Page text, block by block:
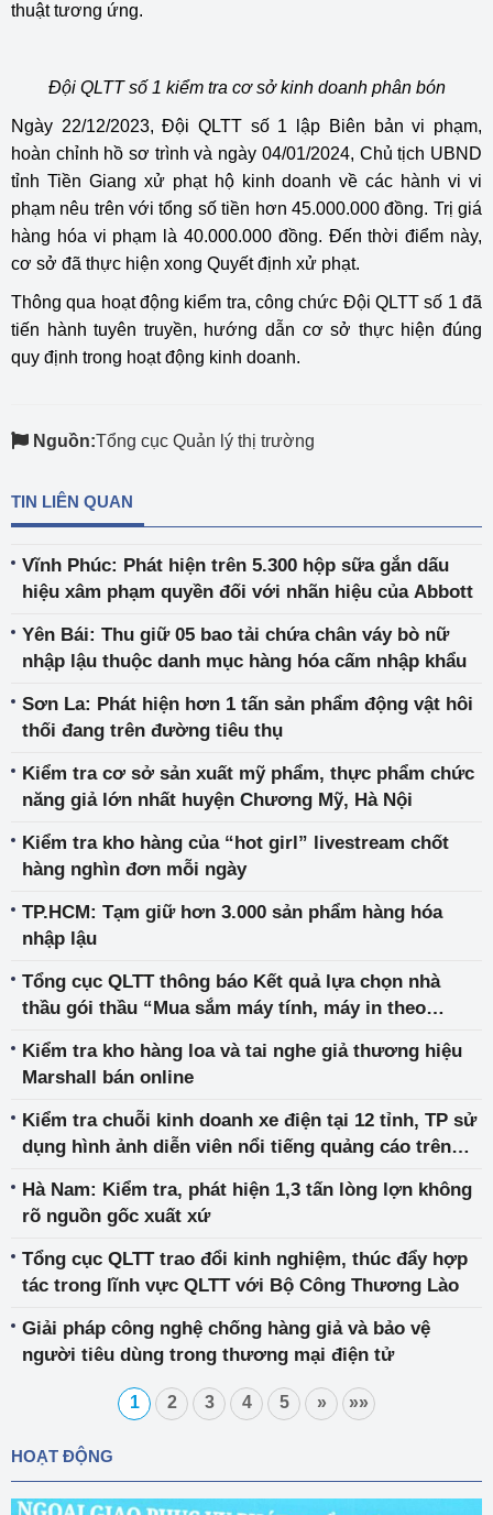
thuật tương ứng.
Đội QLTT số 1 kiểm tra cơ sở kinh doanh phân bón
Ngày 22/12/2023, Đội QLTT số 1 lập Biên bản vi phạm,
hoàn chỉnh hồ sơ trình và ngày 04/01/2024, Chủ tịch UBND
tỉnh Tiền Giang xử phạt hộ kinh doanh về các hành vi vi
phạm nêu trên với tổng số tiền hơn 45.000.000 đồng. Trị giá
hàng hóa vi phạm là 40.000.000 đồng. Đến thời điểm này,
cơ sở đã thực hiện xong Quyết định xử phạt.
Thông qua hoạt động kiểm tra, công chức Đội QLTT số 1 đã
tiến hành tuyên truyền, hướng dẫn cơ sở thực hiện đúng
quy định trong hoạt động kinh doanh.
Nguồn:Tổng cục Quản lý thị trường
TIN LIÊN QUAN
Vĩnh Phúc: Phát hiện trên 5.300 hộp sữa gắn dấu
hiệu xâm phạm quyền đối với nhãn hiệu của Abbott
Yên Bái: Thu giữ 05 bao tải chứa chân váy bò nữ
nhập lậu thuộc danh mục hàng hóa cấm nhập khẩu
Sơn La: Phát hiện hơn 1 tấn sản phẩm động vật hôi
thối đang trên đường tiêu thụ
Kiểm tra cơ sở sản xuất mỹ phẩm, thực phẩm chức
năng giả lớn nhất huyện Chương Mỹ, Hà Nội
Kiểm tra kho hàng của “hot girl” livestream chốt
hàng nghìn đơn mỗi ngày
TP.HCM: Tạm giữ hơn 3.000 sản phẩm hàng hóa
nhập lậu
Tổng cục QLTT thông báo Kết quả lựa chọn nhà
thầu gói thầu “Mua sắm máy tính, máy in theo
Kiểm tra kho hàng loa và tai nghe giả thương hiệu
Marshall bán online
Kiểm tra chuỗi kinh doanh xe điện tại 12 tỉnh, TP sử
dụng hình ảnh diễn viên nổi tiếng quảng cáo trên
Hà Nam: Kiểm tra, phát hiện 1,3 tấn lòng lợn không
rõ nguồn gốc xuất xứ
Tổng cục QLTT trao đổi kinh nghiệm, thúc đẩy hợp
tác trong lĩnh vực QLTT với Bộ Công Thương Lào
Giải pháp công nghệ chống hàng giả và bảo vệ
người tiêu dùng trong thương mại điện tử
1 2 3 4 5 » »»
HOẠT ĐỘNG